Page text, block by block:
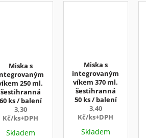
Miska s
250 ml.
šestihranná
60 ks / balení
3,30
Kč/ks+DPH
Skladem
Miska s
integrovaným
víkem 370 ml.
šestihranná
50 ks / balení
3,40
Kč/ks+DPH
Skladem